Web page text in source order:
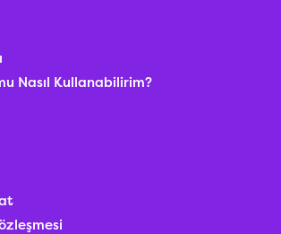
Nasıl Kullanabilirim?